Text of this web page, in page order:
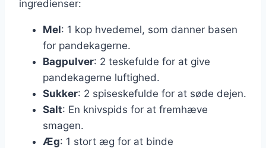
ingredienser:
Mel: 1 kop hvedemel, som danner basen
for pandekagerne.
Bagpulver: 2 teskefulde for at give
pandekagerne luftighed.
Sukker: 2 spiseskefulde for at søde dejen.
Salt: En knivspids for at fremhæve
smagen.
Æg: 1 stort æg for at binde